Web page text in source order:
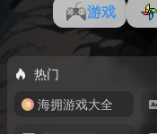
游戏
热门
海拥游戏大全